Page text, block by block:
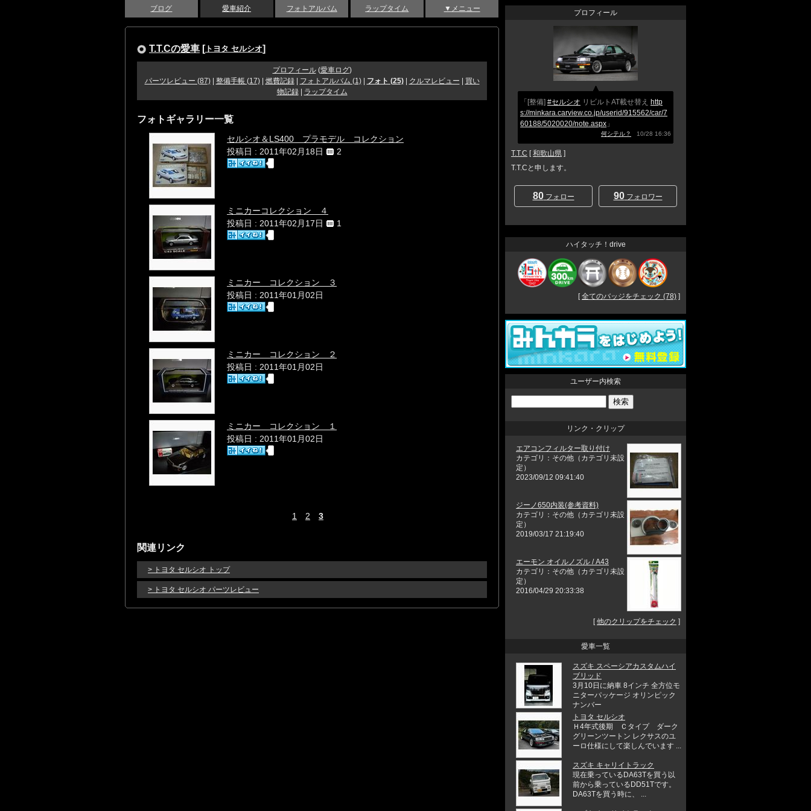
ブログ 愛車紹介 フォトアルバム ラップタイム ▼メニュー
T.T.Cの愛車 [ トヨタ セルシオ]
プロフィール(愛車ログ)
パーツレビュー (87)| 整備手帳 (17)| 燃費記録| フォトアルバム (1)| フォト (25)| クルマレビュー
買い
物記録| ラップタイム
フォトギャラリー一覧
セルシオ＆LS400 プラモデル コレクション
投稿日 : 2011年02月18日
2
ミニカーコレクション ４
投稿日 : 2011年02月17日
1
ミニカー コレクション ３
投稿日 : 2011年01月02日
ミニカー コレクション ２
投稿日 : 2011年01月02日
ミニカー コレクション １
投稿日 : 2011年01月02日
1 2 3
関連リンク
> トヨタ セルシオ トップ
> トヨタ セルシオ パーツレビュー
プロフィール
「[整備] #セルシオ リビルトAT載せ替え
http
s://minkara.carview.co.jp/userid/915562/car/7
60188/5020020/note.aspx 」
何シテル？ 10/28 16:36
T.T.C [和歌山県 ]
T.T.Cと申します。
80フォロー 90フォロワー
ハイタッチ！drive
[全てのバッジをチェック (78) ]
ユーザー内検索
リンク・クリップ
エアコンフィルター取り付け
カテゴリ：その他（カテゴリ未設
定）
2023/09/12 09:41:40
ジーノ650内装(参考資料)
カテゴリ：その他（カテゴリ未設
定）
2019/03/17 21:19:40
エーモン オイルノズル / A43
カテゴリ：その他（カテゴリ未設
定）
2016/04/29 20:33:38
[他のクリップをチェック ]
愛車一覧
スズキ スペーシアカスタムハイ
ブリッド
3月10日に納車 8インチ 全方位モ
ニターパッケージ オリンピック
ナンバー
トヨタ セルシオ
Ｈ4年式後期 Ｃタイプ ダーク
グリーンツートン レクサスのユ
ーロ仕様にして楽しんでいます ...
スズキ キャリイトラック
現在乗っているDA63Tを買う以
前から乗っているDD51Tです。
DA63Tを買う時に、 ...